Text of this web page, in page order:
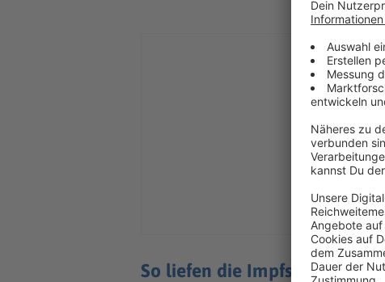
So liefen die Impfstoff-Tests